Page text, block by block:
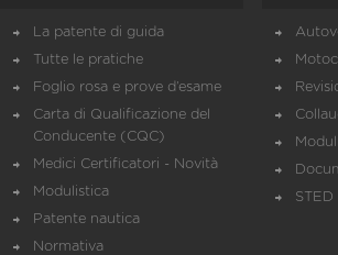
La patente di guida
Tutte le pratiche
Foglio rosa e prove d’esame
Carta di Qualificazione del
Conducente (CQC)
Medici Certificatori - Novità
Modulistica
Patente nautica
Normativa
STED